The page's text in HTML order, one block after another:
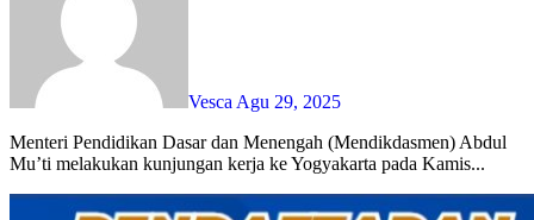
Vesca Agu 29, 2025
Menteri Pendidikan Dasar dan Menengah (Mendikdasmen) Abdul
Mu’ti melakukan kunjungan kerja ke Yogyakarta pada Kamis...